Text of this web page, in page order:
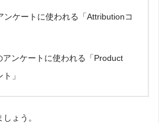
ケートに使われる「Attributionコ
ンケートに使われる「Product
」
ょう。